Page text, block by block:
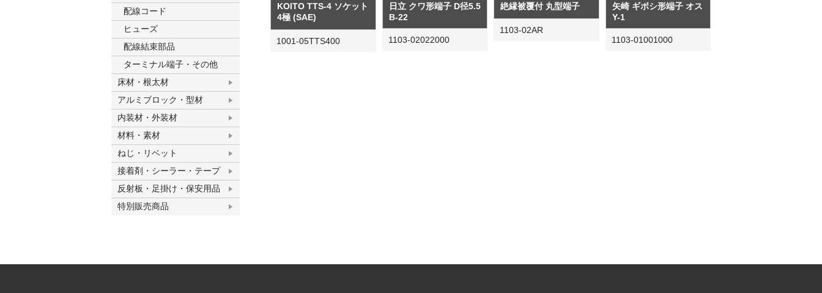
配線コード
ヒューズ
配線結束部品
ターミナル端子・その他
床材・根太材
アルミブロック・型材
内装材・外装材
材料・素材
ねじ・リベット
接着剤・シーラー・テープ
反射板・足掛け・保安用品
特別販売商品
KOITO TTS-4 ソケット
4極 (SAE)
1001-05TTS400
日立 クワ形端子 D径5.5
B-22
1103-02022000
絶縁被覆付 丸型端子
1103-02AR
矢崎 ギボシ形端子 オス
Y-1
1103-01001000